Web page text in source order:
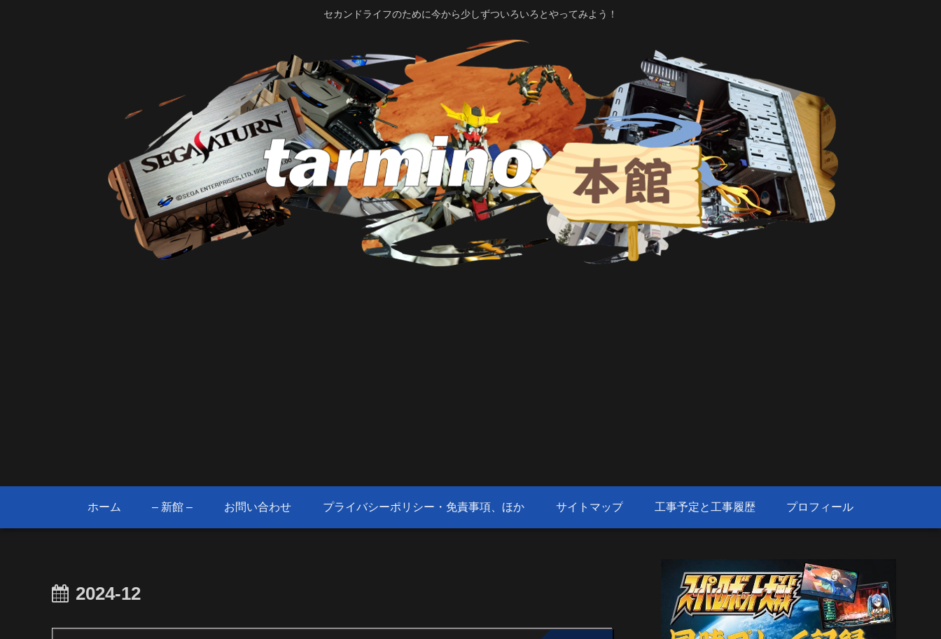
セカンドライフのために今から少しずついろいろとやってみよう！
ホーム – 新館 – お問い合わせ プライバシーポリシー・免責事項、ほか サイトマップ 工事予定と工事履歴 プロフィール
2024-12